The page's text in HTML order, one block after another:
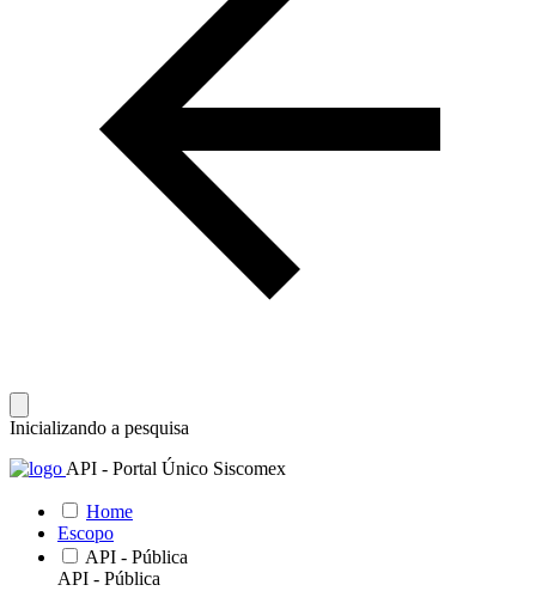
Inicializando a pesquisa
API - Portal Único Siscomex
Home
Escopo
API - Pública
API - Pública